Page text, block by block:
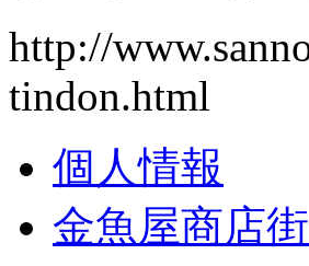
http://
tindon.html
個人情報
金魚屋商店